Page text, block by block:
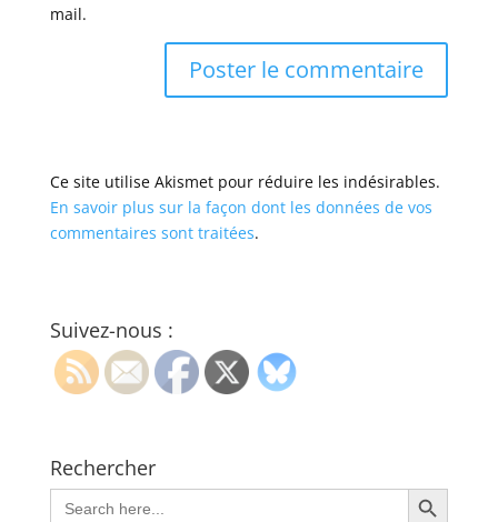
mail.
Ce site utilise Akismet pour réduire les indésirables.
En savoir plus sur la façon dont les données de vos
commentaires sont traitées.
Suivez-nous :
Rechercher
Search
for:
Search Button